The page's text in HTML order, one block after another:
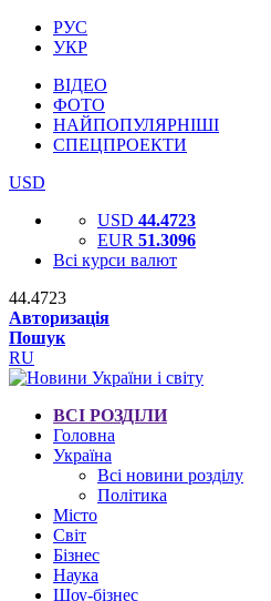
РУС
УКР
ВІДЕО
ФОТО
НАЙПОПУЛЯРНІШІ
СПЕЦПРОЕКТИ
USD
USD 44.4723
EUR 51.3096
Всі курси валют
44.4723
Авторизація
Пошук
RU
ВСІ РОЗДІЛИ
Головна
Україна
Всі новини розділу
Політика
Місто
Світ
Бізнес
Наука
Шоу-бізнес